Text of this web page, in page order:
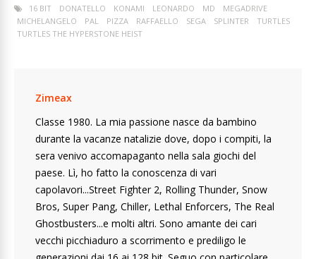
16 BIT DONATELLO KONAMI LEONARDO MD
MEGADRIVE
MICHELANGELO
PAL PIZZA RAFFAELLO SEGA SPLINTER
TURTLES
TURTLES THE HYPERSTONE HEIST
Zimeax
Classe 1980. La mia passione nasce da bambino
durante la vacanze natalizie dove, dopo i compiti, la
sera venivo accomapaganto nella sala giochi del
paese. Lì, ho fatto la conoscenza di vari
capolavori...Street Fighter 2, Rolling Thunder, Snow
Bros, Super Pang, Chiller, Lethal Enforcers, The Real
Ghostbusters...e molti altri. Sono amante dei cari
vecchi picchiaduro a scorrimento e prediligo le